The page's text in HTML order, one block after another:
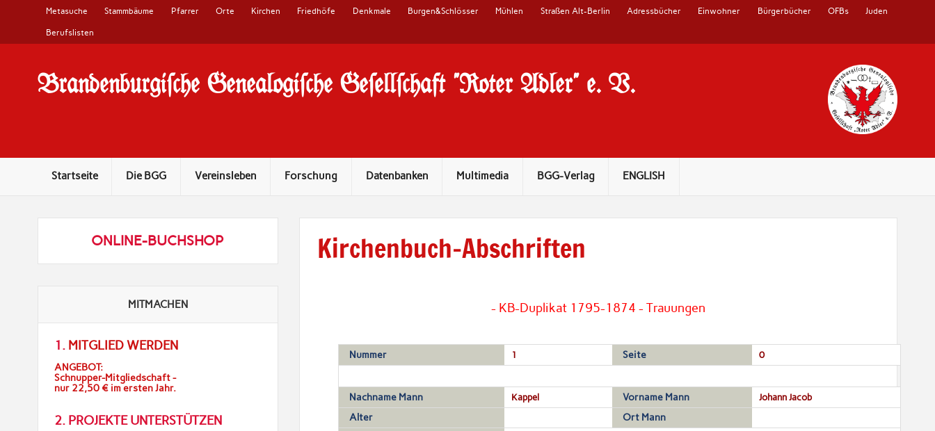
Metasuche Stammbäume Pfarrer Orte Kirchen Friedhöfe Denkmale Burgen&Schlösser Mühlen Straßen Alt-Berlin Adressbücher Einwohner Bürgerbücher OFBs Juden
Berufslisten
Brandenburgi#che Genealogi#che Ge#ell#chaft "Roter Adler" e. V.
Startseite Die BGG Vereinsleben Forschung Datenbanken Multimedia BGG-Verlag ENGLISH
Kirchenbuch-Abschriften
- KB-Duplikat 1795-1874 - Trauungen
Nummer 1 Seite 0
Nachname Mann Kappel Vorname Mann Johann Jacob
Alter
Ort Mann
ONLINE-BUCHSHOP
MITMACHEN
1. MITGLIED WERDEN
ANGEBOT:
Schnupper-Mitgliedschaft -
nur 22,50 € im ersten Jahr.
2. PROJEKTE UNTERSTÜTZEN